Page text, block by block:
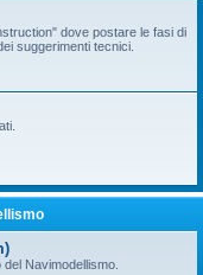
dove postare le fasi di
suggerimenti tecnici.
Navimodellismo.